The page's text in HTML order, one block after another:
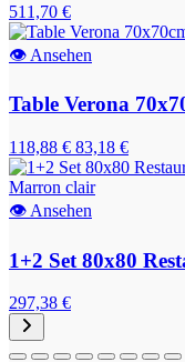
511,70 €
👁 Ansehen
Table Verona
118,88 € 83,18 €
👁 Ansehen
1+2 Set 80x80
297,38 €